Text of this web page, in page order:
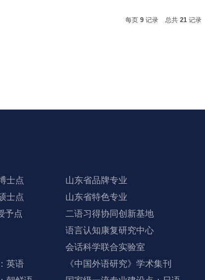
得多维理论体系构建与实证研究、英汉双语加工模式的
每页 9 记录 总共 21 记录
士点
山东省品牌专业
士点
山东省特色专业
予点
二语习得协同创新基地
语言认知康复研究中心
会话科学联合实验室
英语
《中国外语研究》学术集刊